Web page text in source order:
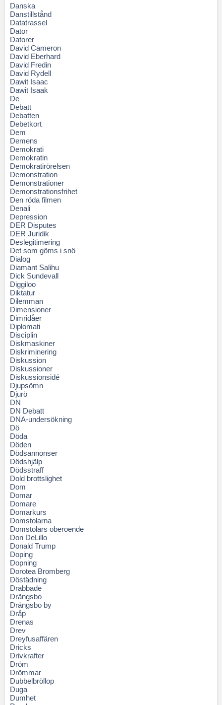
Danska
Danstillstånd
Datatrassel
Dator
Datorer
David Cameron
David Eberhard
David Fredin
David Rydell
Dawit Isaac
Dawit Isaak
De
Debatt
Debatten
Debetkort
Dem
Demens
Demokrati
Demokratin
Demokratirörelsen
Demonstration
Demonstrationer
Demonstrationsfrihet
Den röda filmen
Denali
Depression
DER Disputes
DER Juridik
Deslegitimering
Det som göms i snö
Dialog
Diamant Salihu
Dick Sundevall
Diggiloo
Diktatur
Dilemman
Dimensioner
Dimridåer
Diplomati
Disciplin
Diskmaskiner
Diskriminering
Diskussion
Diskussioner
Diskussionsidé
Djupsömn
Djurö
DN
DN Debatt
DNA-undersökning
Dö
Döda
Döden
Dödsannonser
Dödshjälp
Dödsstraff
Dold brottslighet
Dom
Domar
Domare
Domarkurs
Domstolarna
Domstolars oberoende
Don DeLillo
Donald Trump
Doping
Dopning
Dorotea Bromberg
Döstädning
Drabbade
Drängsbo
Drängsbo by
Dråp
Drenas
Drev
Dreyfusaffären
Dricks
Drivkrafter
Dröm
Drömmar
Dubbelbröllop
Duga
Dumhet